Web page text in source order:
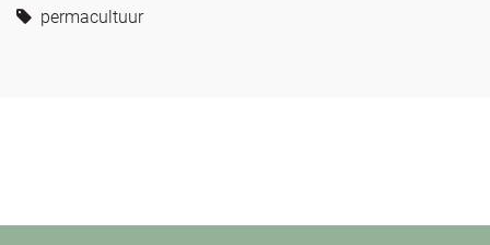
permacultuur